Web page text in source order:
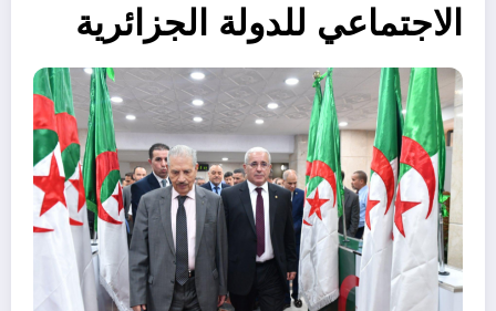
الاجتماعي للدولة الجزائرية